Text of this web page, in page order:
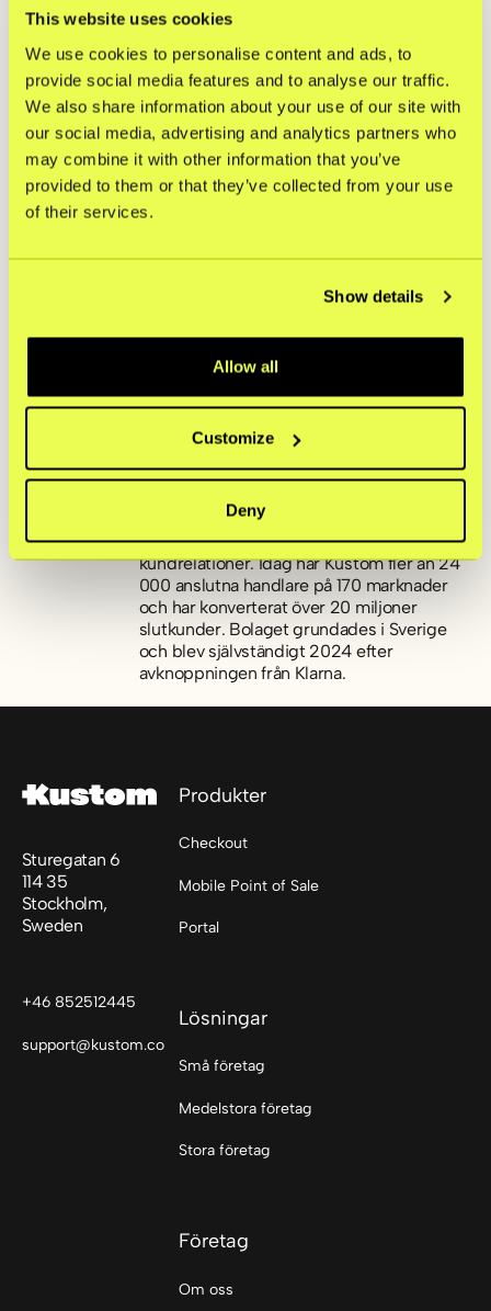
This website uses cookies
We use cookies to personalise content and ads, to
provide social media features and to analyse our traffic.
We also share information about your use of our site with
our social media, advertising and analytics partners who
may combine it with other information that you’ve
provided to them or that they’ve collected from your use
of their services.
Show details
Allow all
Customize
Deny
Därtill finns en översikt över
handlare att följa utvecklingen och
identifiera återkommande mönster. Under
våren planerar Kustom att utöka
analysverktyget med fler funktioner och
insikter.
Insight Dashboards finns tillgängligt i
Kustom Merchant Portal och rullas ut till
2026.
Kustom erbjuder Nordens ledande
kassalösning och hjälper handlare över hela
konverteringsstark lösning som förenar låg
komplexitet med stora möjligheter till
anpassning. Genom att göra
köpupplevelsen smidig, transparent och
kundpreferenser, bidrar Kustom till
starkare och mer långsiktiga
kundrelationer. Idag har Kustom fler än 24
000 anslutna handlare på 170 marknader
och har konverterat över 20 miljoner
slutkunder. Bolaget grundades i Sverige
och blev självständigt 2024 efter
avknoppningen från Klarna.
Sturegatan 6
114 35
Stockholm,
Sweden
+46 852512445
support@kustom.co
Produkter
Checkout
Mobile Point of Sale
Portal
Lösningar
Små företag
Medelstora företag
Stora företag
Företag
Om oss